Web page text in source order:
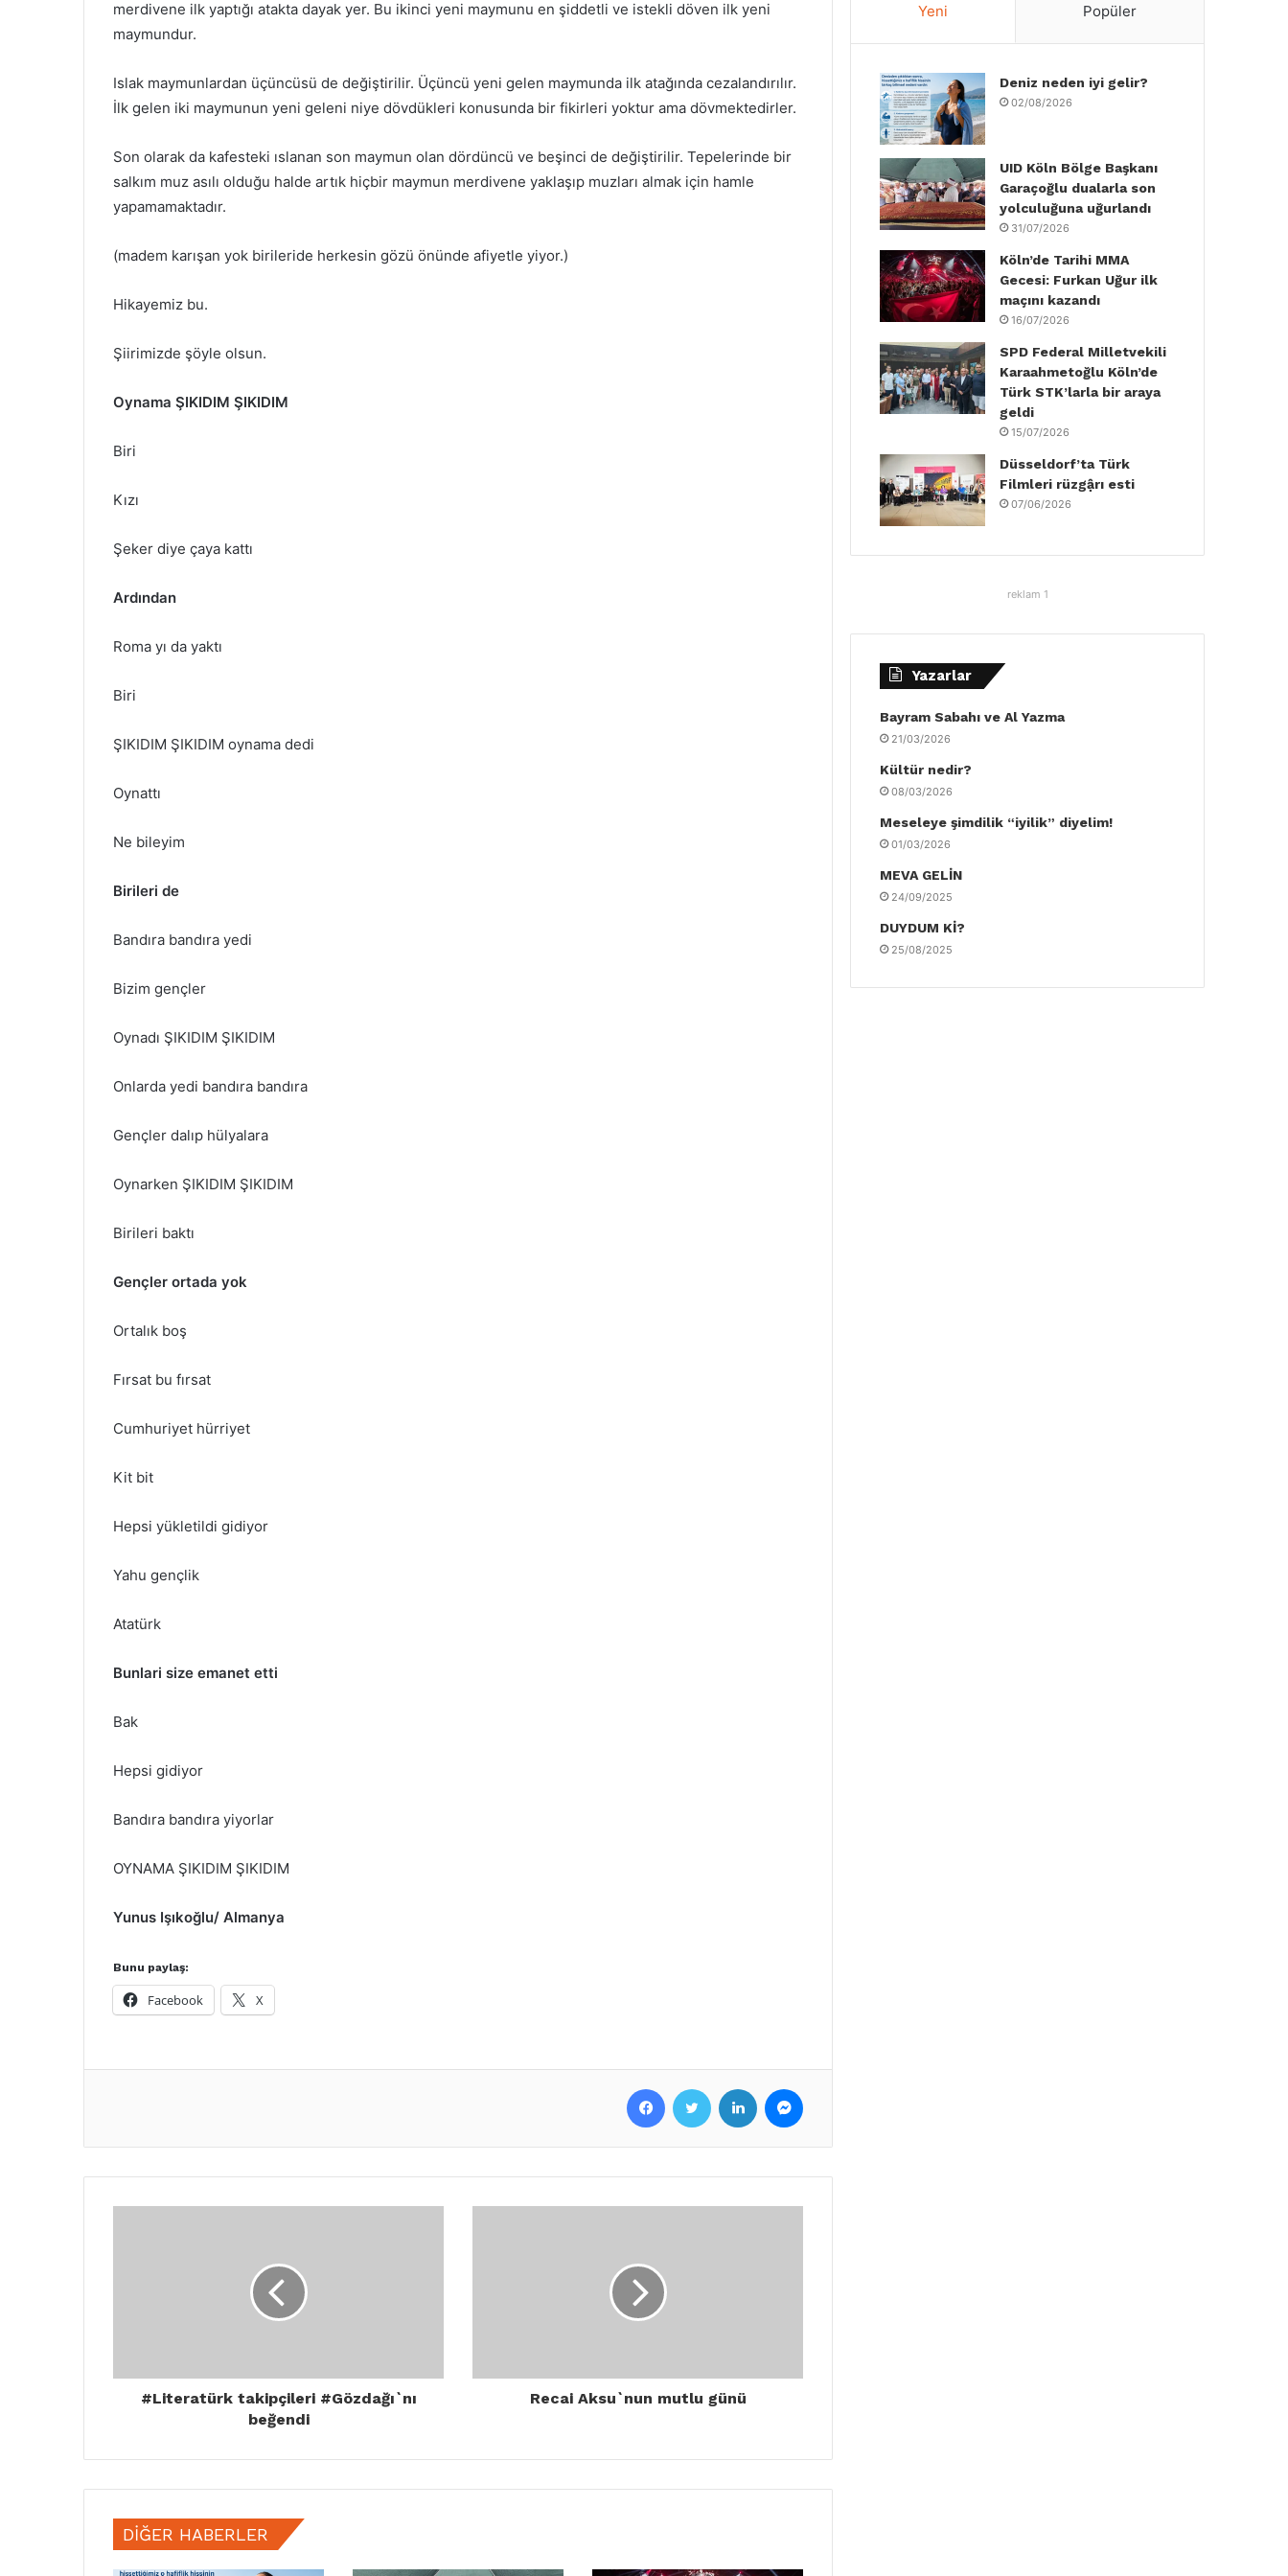
merdivene ilk yaptığı atakta dayak yer. Bu ikinci yeni maymunu en şiddetli ve istekli döven ilk yeni
maymundur.
Islak maymunlardan üçüncüsü de değiştirilir. Üçüncü yeni gelen maymunda ilk atağında cezalandırılır.
İlk gelen iki maymunun yeni geleni niye dövdükleri konusunda bir fikirleri yoktur ama dövmektedirler.
Son olarak da kafesteki ıslanan son maymun olan dördüncü ve beşinci de değiştirilir. Tepelerinde bir
salkım muz asılı olduğu halde artık hiçbir maymun merdivene yaklaşıp muzları almak için hamle
yapamamaktadır.
(madem karışan yok birileride herkesin gözü önünde afiyetle yiyor.)
Hikayemiz bu.
Şiirimizde şöyle olsun.
Oynama ŞIKIDIM ŞIKIDIM
Biri
Kızı
Şeker diye çaya kattı
Ardından
Roma yı da yaktı
Biri
ŞIKIDIM ŞIKIDIM oynama dedi
Oynattı
Ne bileyim
Birileri de
Bandıra bandıra yedi
Bizim gençler
Oynadı ŞIKIDIM ŞIKIDIM
Onlarda yedi bandıra bandıra
Gençler dalıp hülyalara
Oynarken ŞIKIDIM ŞIKIDIM
Birileri baktı
Gençler ortada yok
Ortalık boş
Fırsat bu fırsat
Cumhuriyet hürriyet
Kit bit
Hepsi yükletildi gidiyor
Yahu gençlik
Atatürk
Bunlari size emanet etti
Bak
Hepsi gidiyor
Bandıra bandıra yiyorlar
OYNAMA ŞIKIDIM ŞIKIDIM
Yunus Işıkoğlu/ Almanya
Bunu paylaş:
Facebook X
#Literatürk takipçileri #Gözdağı`nı
beğendi
Recai Aksu`nun mutlu günü
DIĞER HABERLER
e
b
o
o
t
e
r
e
d
n
u
b
t
a
g
a
m
o
k
Yeni Popüler
Deniz neden iyi gelir?
02/08/2026
UID Köln Bölge Başkanı
Garaçoğlu dualarla son
yolculuğuna uğurlandı
31/07/2026
Köln’de Tarihi MMA
Gecesi: Furkan Uğur ilk
maçını kazandı
16/07/2026
SPD Federal Milletvekili
Karaahmetoğlu Köln’de
Türk STK’larla bir araya
geldi
15/07/2026
Düsseldorf’ta Türk
Filmleri rüzgậrı esti
07/06/2026
reklam 1
Yazarlar
Bayram Sabahı ve Al Yazma
21/03/2026
Kültür nedir?
08/03/2026
Meseleye şimdilik “iyilik” diyelim!
01/03/2026
MEVA GELİN
24/09/2025
DUYDUM Kİ?
25/08/2025